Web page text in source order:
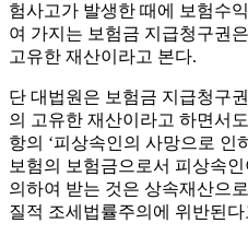
험사고가 발생한 때에 보험수
여 가지는 보험금 지급청구권
고유한 재산이라고 본다.
단 대법원은 보험금 지급청구
의 고유한 재산이라고 하면서
항의 ‘피상속인의 사망으로 인
보험의 보험금으로서 피상속
의하여 받는 것은 상속재산으
질적 조세법률주의에 위반된